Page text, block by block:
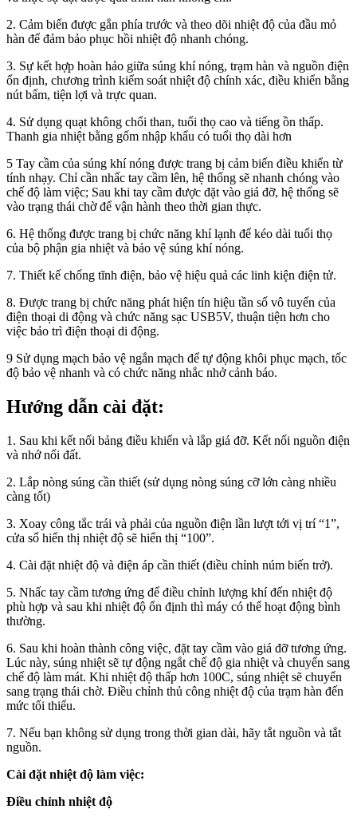
2. Cảm biến được gắn phía trước và theo dõi nhiệt độ của đầu mỏ
hàn để đảm bảo phục hồi nhiệt độ nhanh chóng.
3. Sự kết hợp hoàn hảo giữa súng khí nóng, trạm hàn và nguồn điện
ổn định, chương trình kiểm soát nhiệt độ chính xác, điều khiển bằng
nút bấm, tiện lợi và trực quan.
4. Sử dụng quạt không chổi than, tuổi thọ cao và tiếng ồn thấp.
Thanh gia nhiệt bằng gốm nhập khẩu có tuổi thọ dài hơn
5 Tay cầm của súng khí nóng được trang bị cảm biến điều khiển từ
tính nhạy. Chỉ cần nhấc tay cầm lên, hệ thống sẽ nhanh chóng vào
chế độ làm việc; Sau khi tay cầm được đặt vào giá đỡ, hệ thống sẽ
vào trạng thái chờ để vận hành theo thời gian thực.
6. Hệ thống được trang bị chức năng khí lạnh để kéo dài tuổi thọ
của bộ phận gia nhiệt và bảo vệ súng khí nóng.
7. Thiết kế chống tĩnh điện, bảo vệ hiệu quả các linh kiện điện tử.
8. Được trang bị chức năng phát hiện tín hiệu tần số vô tuyến của
điện thoại di động và chức năng sạc USB5V, thuận tiện hơn cho
việc bảo trì điện thoại di động.
9 Sử dụng mạch bảo vệ ngắn mạch để tự động khôi phục mạch, tốc
độ bảo vệ nhanh và có chức năng nhắc nhở cảnh báo.
Hướng dẫn cài đặt:
1. Sau khi kết nối bảng điều khiển và lắp giá đỡ. Kết nối nguồn điện
và nhớ nối đất.
2. Lắp nòng súng cần thiết (sử dụng nòng súng cỡ lớn càng nhiều
càng tốt)
3. Xoay công tắc trái và phải của nguồn điện lần lượt tới vị trí “1”,
cửa sổ hiển thị nhiệt độ sẽ hiển thị “100”.
4. Cài đặt nhiệt độ và điện áp cần thiết (điều chỉnh núm biến trở).
5. Nhấc tay cầm tương ứng để điều chỉnh lượng khí đến nhiệt độ
phù hợp và sau khi nhiệt độ ổn định thì máy có thể hoạt động bình
thường.
6. Sau khi hoàn thành công việc, đặt tay cầm vào giá đỡ tương ứng.
Lúc này, súng nhiệt sẽ tự động ngắt chế độ gia nhiệt và chuyển sang
chế độ làm mát. Khi nhiệt độ thấp hơn 100C, súng nhiệt sẽ chuyển
sang trạng thái chờ. Điều chỉnh thủ công nhiệt độ của trạm hàn đến
mức tối thiểu.
7. Nếu bạn không sử dụng trong thời gian dài, hãy tắt nguồn và tắt
nguồn.
Cài đặt nhiệt độ làm việc:
Điều chỉnh nhiệt độ